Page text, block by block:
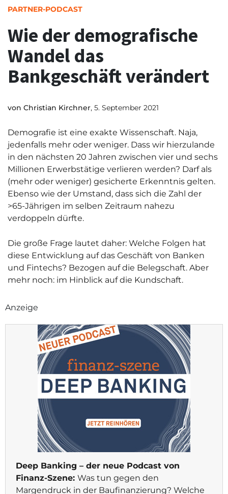
PARTNER-PODCAST
Wie der demografische
Wandel das
Bankgeschäft verändert
von Christian Kirchner, 5. September 2021
Demografie ist eine exakte Wissenschaft. Naja,
jedenfalls mehr oder weniger. Dass wir hierzulande
in den nächsten 20 Jahren zwischen vier und sechs
Millionen Erwerbstätige verlieren werden? Darf als
(mehr oder weniger) gesicherte Erkenntnis gelten.
Ebenso wie der Umstand, dass sich die Zahl der
>65-Jährigen im selben Zeitraum nahezu
verdoppeln dürfte.
Die große Frage lautet daher: Welche Folgen hat
diese Entwicklung auf das Geschäft von Banken
und Fintechs? Bezogen auf die Belegschaft. Aber
mehr noch: im Hinblick auf die Kundschaft.
Anzeige
Deep Banking – der neue Podcast von
Finanz-Szene: Was tun gegen den
Margendruck in der Baufinanzierung? Welche